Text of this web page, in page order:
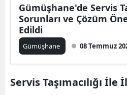
Gümüşhane'de Servis
Sorunları ve Çözüm
Edildi
Gümüşhane 08 Temmuz
Servis Taşımacılığı